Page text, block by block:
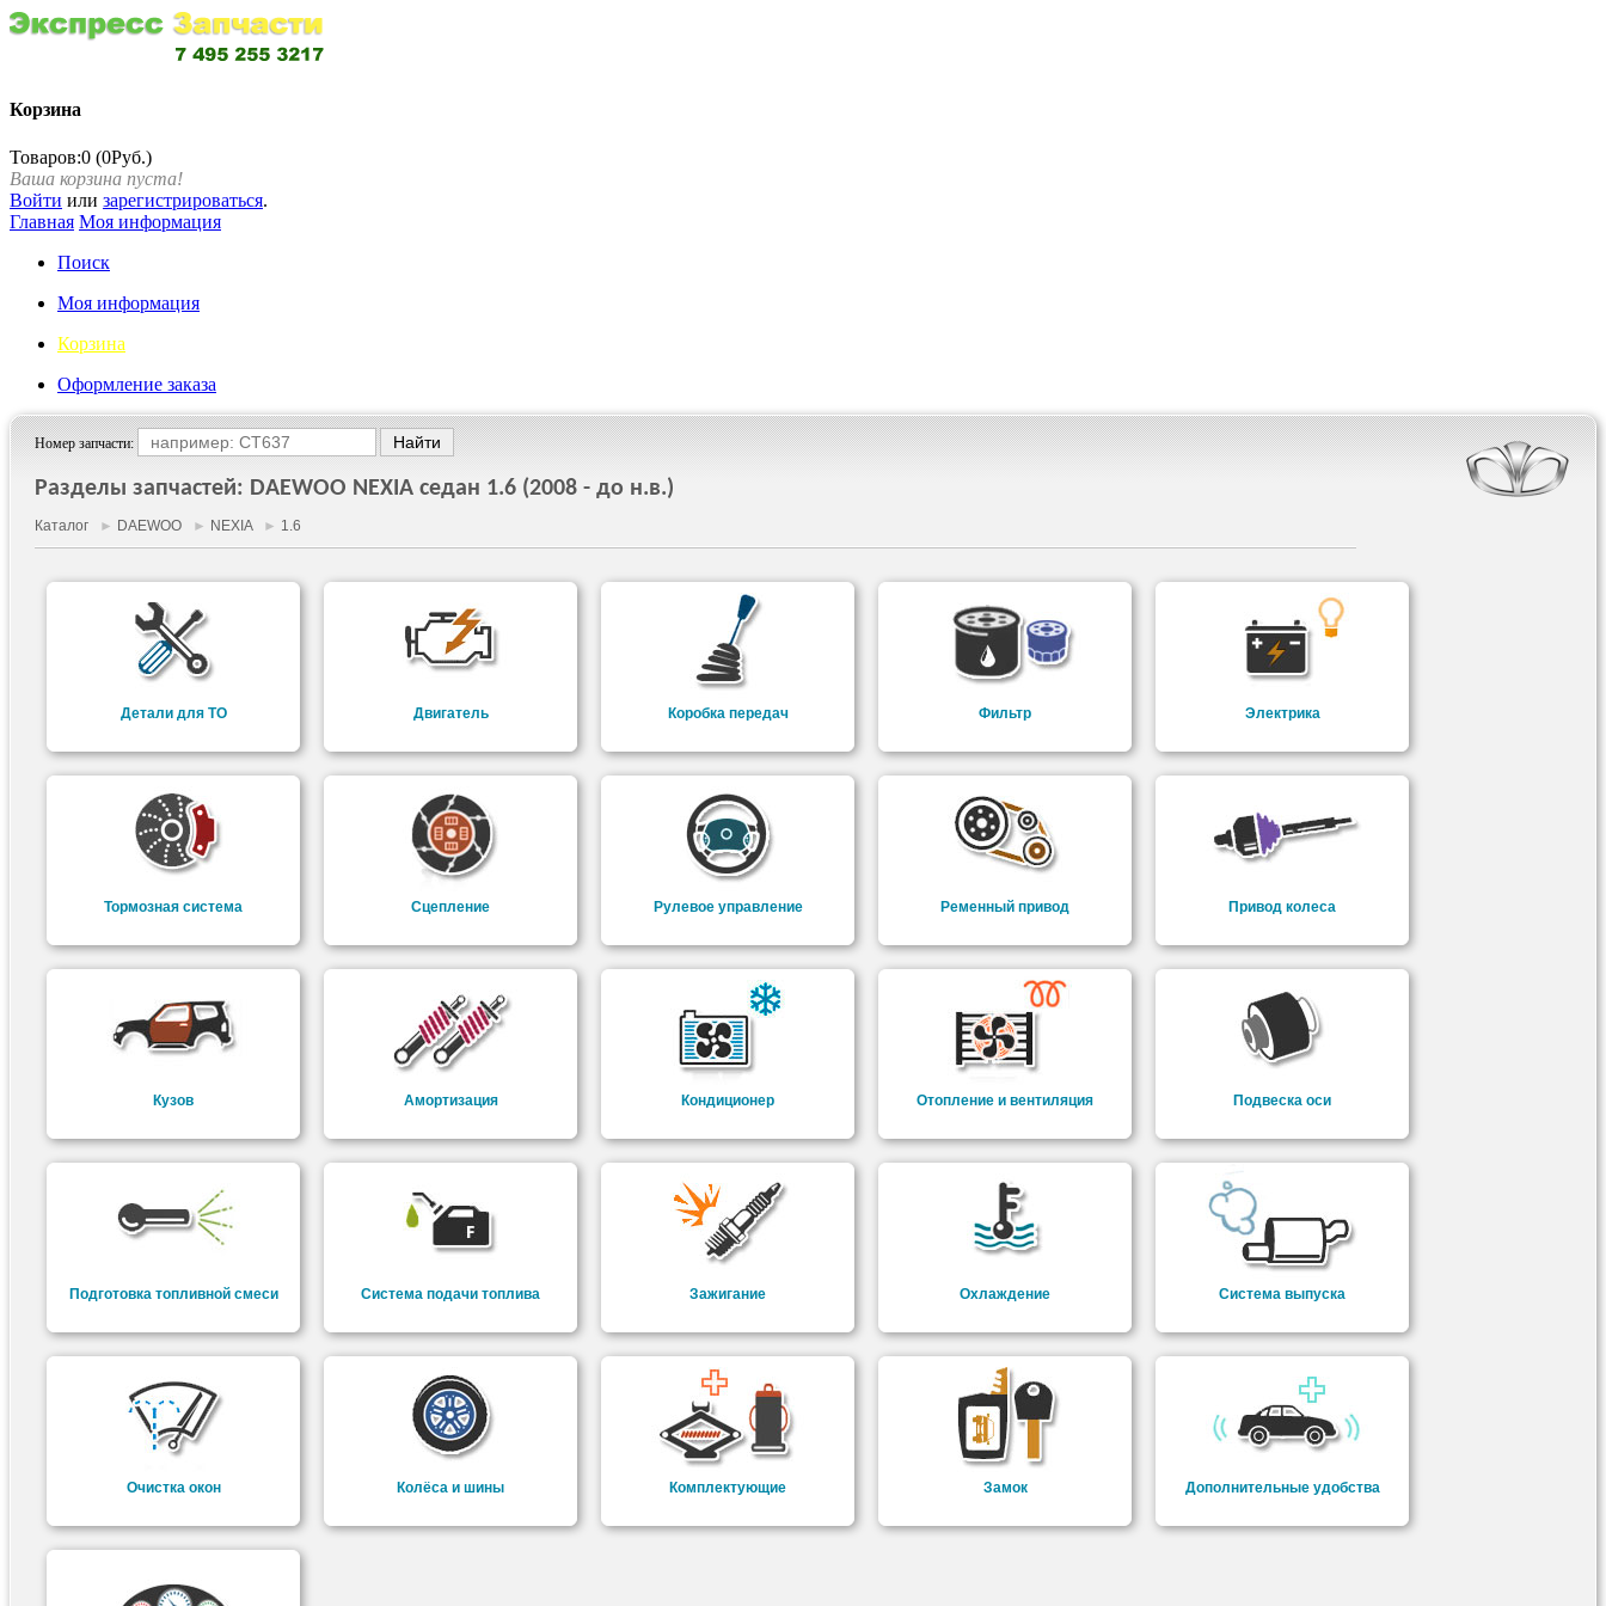
Корзина
Товаров:0 (0Руб.)
Ваша корзина пуста!
Войти или зарегистрироваться.
Главная Моя информация
Поиск
Моя информация
Корзина
Оформление заказа
Номер запчасти:
Разделы запчастей: DAEWOO NEXIA седан 1.6 (2008 - до н.в.)
Каталог ► DAEWOO ► NEXIA► 1.6
Детали для ТО Двигатель Коробка передач Фильтр Электрика
Тормозная система Сцепление Рулевое управление Ременный привод Привод колеса
Кузов Амортизация Кондиционер Отопление и вентиляция Подвеска оси
Подготовка топливной смеси Система подачи топлива Зажигание Охлаждение Система выпуска
Очистка окон Колёса и шины Комплектующие Замок Дополнительные удобства